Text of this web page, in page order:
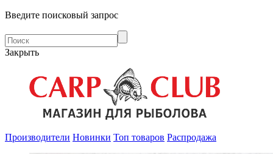
Введите поисковый запрос
Закрыть
Производители Новинки Топ товаров Распродажа